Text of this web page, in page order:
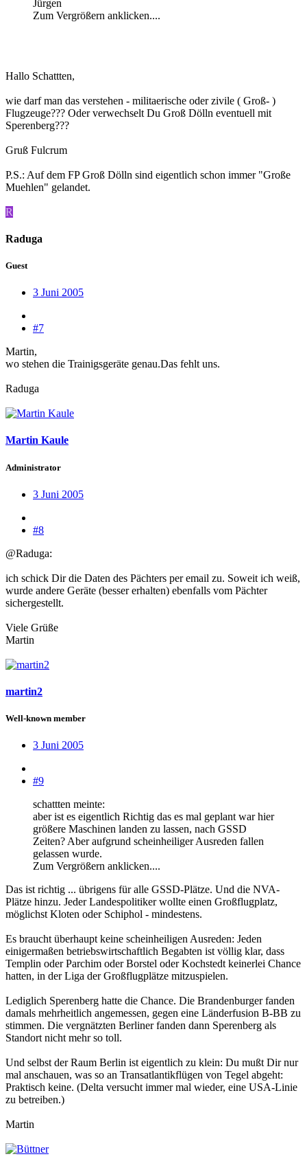
Jürgen
Zum Vergrößern anklicken....
Hallo Schattten,
wie darf man das verstehen - militaerische oder zivile ( Groß- )
Flugzeuge??? Oder verwechselt Du Groß Dölln eventuell mit
Sperenberg???
Gruß Fulcrum
P.S.: Auf dem FP Groß Dölln sind eigentlich schon immer "Große
Muehlen" gelandet.
R
Raduga
Guest
3 Juni 2005
#7
Martin,
wo stehen die Trainigsgeräte genau.Das fehlt uns.
Raduga
Martin Kaule
Administrator
3 Juni 2005
#8
@Raduga:
ich schick Dir die Daten des Pächters per email zu. Soweit ich weiß,
wurde andere Geräte (besser erhalten) ebenfalls vom Pächter
sichergestellt.
Viele Grüße
Martin
martin2
Well-known member
3 Juni 2005
#9
schattten meinte:
aber ist es eigentlich Richtig das es mal geplant war hier
größere Maschinen landen zu lassen, nach GSSD
Zeiten? Aber aufgrund scheinheiliger Ausreden fallen
gelassen wurde.
Zum Vergrößern anklicken....
Das ist richtig ... übrigens für alle GSSD-Plätze. Und die NVA-
Plätze hinzu. Jeder Landespolitiker wollte einen Großflugplatz,
möglichst Kloten oder Schiphol - mindestens.
Es braucht überhaupt keine scheinheiligen Ausreden: Jeden
einigermaßen betriebswirtschaftlich Begabten ist völlig klar, dass
Templin oder Parchim oder Borstel oder Kochstedt keinerlei Chance
hatten, in der Liga der Großflugplätze mitzuspielen.
Lediglich Sperenberg hatte die Chance. Die Brandenburger fanden
damals mehrheitlich angemessen, gegen eine Länderfusion B-BB zu
stimmen. Die vergnätzten Berliner fanden dann Sperenberg als
Standort nicht mehr so toll.
Und selbst der Raum Berlin ist eigentlich zu klein: Du mußt Dir nur
mal anschauen, was so an Transatlantikflügen von Tegel abgeht:
Praktisch keine. (Delta versucht immer mal wieder, eine USA-Linie
zu betreiben.)
Martin